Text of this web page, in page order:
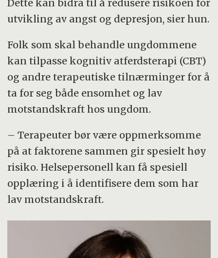
Dette kan bidra til å redusere risikoen for
utvikling av angst og depresjon, sier hun.
Folk som skal behandle ungdommene
kan tilpasse kognitiv atferdsterapi (CBT)
og andre terapeutiske tilnærminger for å
ta for seg både ensomhet og lav
motstandskraft hos ungdom.
– Terapeuter bør være oppmerksomme
på at faktorene sammen gir spesielt høy
risiko. Helsepersonell kan få spesiell
opplæring i å identifisere dem som har
lav motstandskraft.